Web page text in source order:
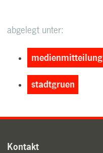
abgelegt unter:
medienmitteilung
stadtgruen
Kontakt